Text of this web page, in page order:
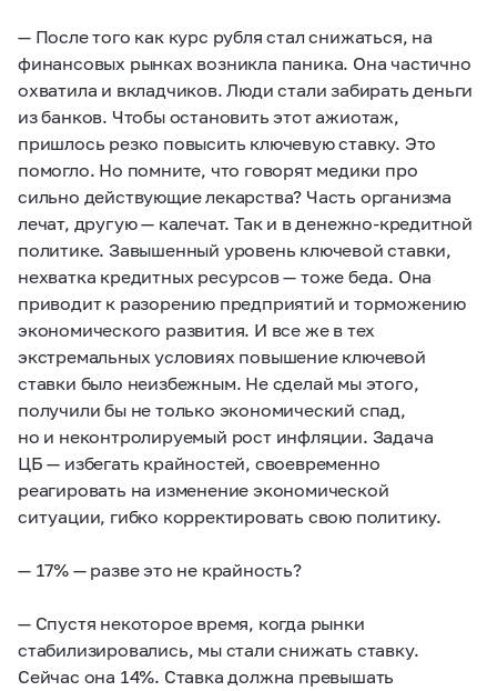
— После того как курс рубля стал снижаться, на
финансовых рынках возникла паника. Она частично
охватила и вкладчиков. Люди стали забирать деньги
из банков. Чтобы остановить этот ажиотаж,
пришлось резко повысить ключевую ставку. Это
помогло. Но помните, что говорят медики про
сильно действующие лекарства? Часть организма
лечат, другую — калечат. Так и в денежно-кредитной
политике. Завышенный уровень ключевой ставки,
нехватка кредитных ресурсов — тоже беда. Она
приводит к разорению предприятий и торможению
экономического развития. И все же в тех
экстремальных условиях повышение ключевой
ставки было неизбежным. Не сделай мы этого,
получили бы не только экономический спад,
но и неконтролируемый рост инфляции. Задача
ЦБ — избегать крайностей, своевременно
реагировать на изменение экономической
ситуации, гибко корректировать свою политику.
— 17% — разве это не крайность?
— Спустя некоторое время, когда рынки
стабилизировались, мы стали снижать ставку.
Сейчас она 14%. Ставка должна превышать